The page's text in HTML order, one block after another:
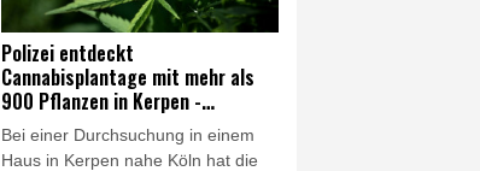
Zustimmung des Kongresses und
gab der US-Regierung zwei
Wochen Zeit, um gegebenenfalls
den Obersten Gerichtshof
anzurufen.
Polizei entdeckt
Cannabisplantage mit mehr als
900 Pflanzen in Kerpen -
Festnahme
Bei einer Durchsuchung in einem
Haus in Kerpen nahe Köln hat die